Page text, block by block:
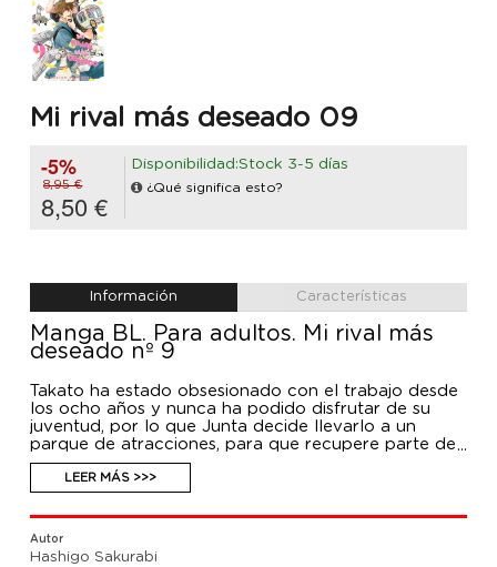
Mi rival más deseado 09
-5%
8,95 €
8,50 €
Disponibilidad:Stock 3-5 días
¿Qué significa esto?
Información Características
Manga BL. Para adultos. Mi rival más
deseado nº 9
Takato ha estado obsesionado con el trabajo desde
los ocho años y nunca ha podido disfrutar de su
juventud, por lo que Junta decide llevarlo a un
parque de atracciones, para que recupere parte de
su adolescencia perdida. ¡Los dos hombres más
deseados disfrutan de su primera cita!
LEER MÁS >>>
Autor
Hashigo Sakurabi